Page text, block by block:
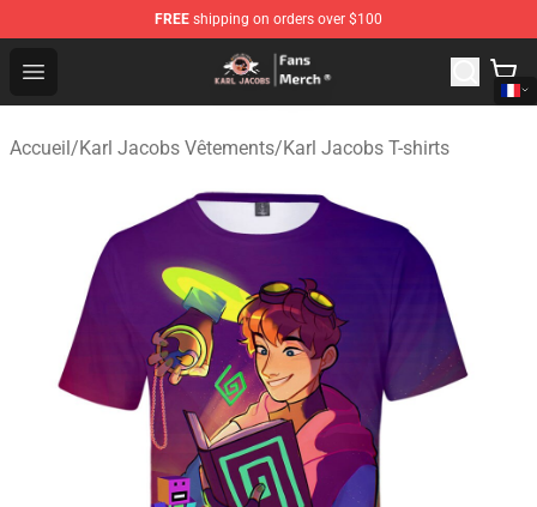
FREE shipping on orders over $100
Open menu
Karl Jacobs Store - Official Karl Jacobs Merchandise
Accueil/Karl Jacobs Vêtements/Karl Jacobs T-shirts